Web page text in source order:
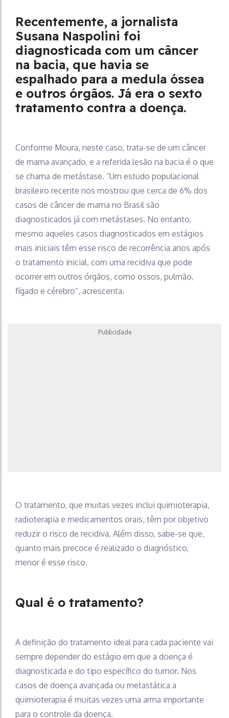
Recentemente, a jornalista
Susana Naspolini foi
diagnosticada com um câncer
na bacia, que havia se
espalhado para a medula óssea
e outros órgãos. Já era o sexto
tratamento contra a doença.
Conforme Moura, neste caso, trata-se de um câncer
de mama avançado, e a referida lesão na bacia é o que
se chama de metástase. “Um estudo populacional
brasileiro recente nos mostrou que cerca de 6% dos
casos de câncer de mama no Brasil são
diagnosticados já com metástases. No entanto,
mesmo aqueles casos diagnosticados em estágios
mais iniciais têm esse risco de recorrência anos após
o tratamento inicial, com uma recidiva que pode
ocorrer em outros órgãos, como ossos, pulmão,
fígado e cérebro”, acrescenta.
Publicidade
O tratamento, que muitas vezes inclui quimioterapia,
radioterapia e medicamentos orais, têm por objetivo
reduzir o risco de recidiva. Além disso, sabe-se que,
quanto mais precoce é realizado o diagnóstico,
menor é esse risco.
Qual é o tratamento?
A definição do tratamento ideal para cada paciente vai
sempre depender do estágio em que a doença é
diagnosticada e do tipo específico do tumor. Nos
casos de doença avançada ou metastática a
quimioterapia é muitas vezes uma arma importante
para o controle da doença.